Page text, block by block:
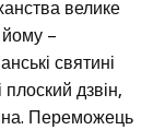
велике
–
святині
дзвін,
Переможець